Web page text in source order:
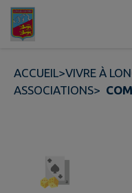
Contenu
ACCUEIL>VIVRE À
ASSOCIATIONS>